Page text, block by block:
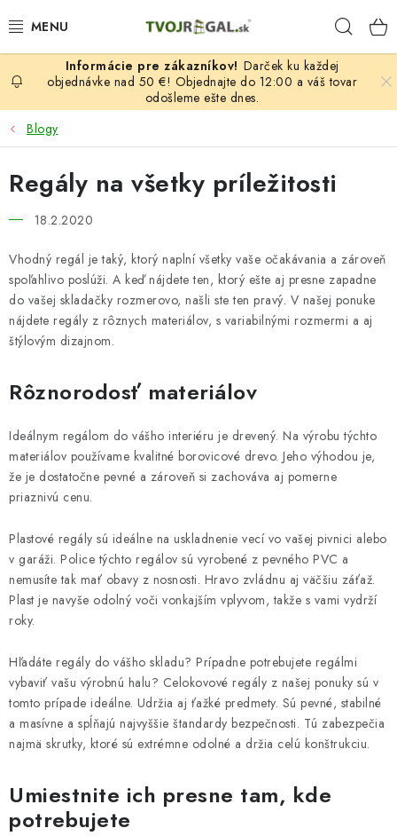
na
REGÁLY PODĽA ROZMEROV, MATERIÁLU A SÉRIÍ
ZÁHRADA, OKOLIE DOMU
DOM, BYT
FIRMA, GARÁŽ, DIELNA, PIVNICA
TOVAR ZA NÁKUPNÉ CENY
NEREZOVÉ A GASTRO PRODUKTY
REBRÍKY, SCHODÍKY A LEŠENIA
NÁDOBY NA ODPAD A POSYP
PODNOŽIA, KOVANIA A KOVOVÉ VÝROBKY
AKCIE A ZĽAVY
NOVINKY
VYTVOR SI SVOJ REGÁL NA MIERU
VYTVOR SI STOLOVÚ NOHU NA MIERU
B2B - VEĽKOOBCHOD
MNOŽSTEVNÉ ZĽAVY
Kontakt Hodnotenie obchodu
Darček ku každej
objednávke nad 50 €! Objednajte do 12:00 a váš tovar
odošleme ešte dnes.
Blogy
Regály na všetky príležitosti
18.2.2020
Vhodný regál je taký, ktorý naplní všetky vaše očakávania a zároveň
spoľahlivo poslúži. A keď nájdete ten, ktorý ešte aj presne zapadne
do vašej skladačky rozmerovo, našli ste ten pravý. V našej ponuke
nájdete regály z rôznych materiálov, s variabilnými rozmermi a aj
štýlovým dizajnom.
Rôznorodosť materiálov
Ideálnym regálom do vášho interiéru je drevený. Na výrobu týchto
materiálov používame kvalitné borovicové drevo. Jeho výhodou je,
že je dostatočne pevné a zároveň si zachováva aj pomerne
priaznivú cenu.
Plastové regály sú ideálne na uskladnenie vecí vo vašej pivnici alebo
v garáži. Police týchto regálov sú vyrobené z pevného PVC a
nemusíte tak mať obavy z nosnosti. Hravo zvládnu aj väčšiu záťaž.
Plast je navyše odolný voči vonkajším vplyvom, takže s vami vydrží
roky.
Hľadáte regály do vášho skladu? Prípadne potrebujete regálmi
vybaviť vašu výrobnú halu? Celokovové regály z našej ponuky sú v
tomto prípade ideálne. Udržia aj ťažké predmety. Sú pevné, stabilné
a masívne a spĺňajú najvyššie štandardy bezpečnosti. Tú zabezpečia
najmä skrutky, ktoré sú extrémne odolné a držia celú konštrukciu.
Umiestnite ich presne tam, kde
potrebujete